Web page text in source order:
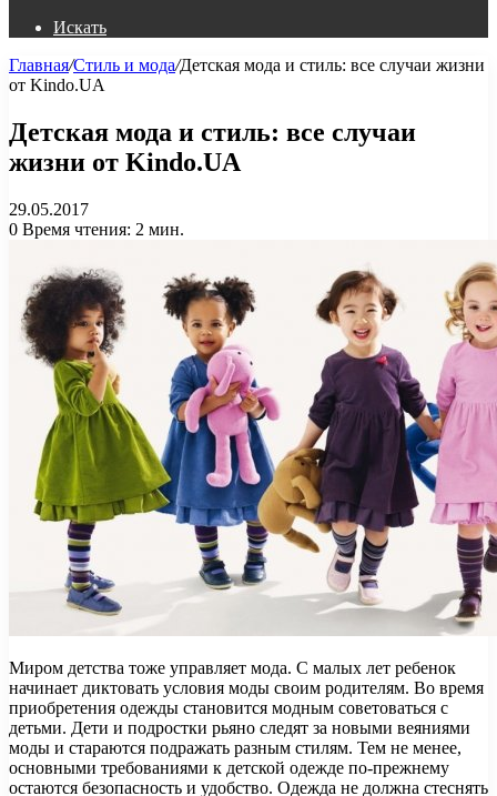
Искать
Главная/Стиль и мода/Детская мода и стиль: все случаи жизни
от Kindo.UA
Детская мода и стиль: все случаи
жизни от Kindo.UA
29.05.2017
0 Время чтения: 2 мин.
Миром детства тоже управляет мода. С малых лет ребенок
начинает диктовать условия моды своим родителям. Во время
приобретения одежды становится модным советоваться с
детьми. Дети и подростки рьяно следят за новыми веяниями
моды и стараются подражать разным стилям. Тем не менее,
основными требованиями к детской одежде по-прежнему
остаются безопасность и удобство. Одежда не должна стеснять